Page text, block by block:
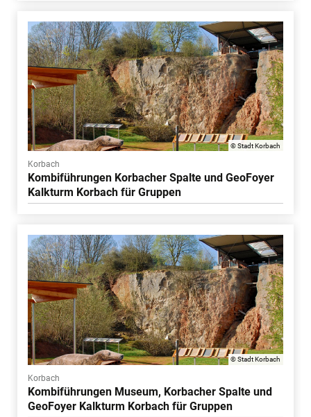
© Stadt Korbach
Korbach
Kombiführungen Korbacher Spalte und GeoFoyer
Kalkturm Korbach für Gruppen
© Stadt Korbach
Korbach
Kombiführungen Museum, Korbacher Spalte und
GeoFoyer Kalkturm Korbach für Gruppen